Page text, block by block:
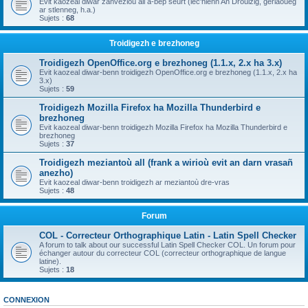
ar stlenneg, h.a.)
Sujets : 68
Troidigezh e brezhoneg
Troidigezh OpenOffice.org e brezhoneg (1.1.x, 2.x ha 3.x)
Evit kaozeal diwar-benn troidigezh OpenOffice.org e brezhoneg (1.1.x, 2.x ha
3.x)
Sujets : 59
Troidigezh Mozilla Firefox ha Mozilla Thunderbird e
brezhoneg
Evit kaozeal diwar-benn troidigezh Mozilla Firefox ha Mozilla Thunderbird e
brezhoneg
Sujets : 37
Troidigezh meziantoù all (frank a wirioù evit an darn vrasañ
anezho)
Evit kaozeal diwar-benn troidigezh ar meziantoù dre-vras
Sujets : 48
Forum
COL - Correcteur Orthographique Latin - Latin Spell Checker
A forum to talk about our successful Latin Spell Checker COL. Un forum pour
échanger autour du correcteur COL (correcteur orthographique de langue
latine).
Sujets : 18
CONNEXION